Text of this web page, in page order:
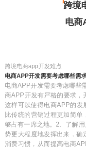
跨境
电商
跨境电商app开发难点
电商APP开发需要考虑哪些需
电商APP开发需要考虑哪些
商APP开发有严格的要求，
这样可以使得电商APP的发
比传统的营销过程更加简
够占有一席之地。2、了解
势更大程度地发挥出来，确
消费习惯，从而提高电商